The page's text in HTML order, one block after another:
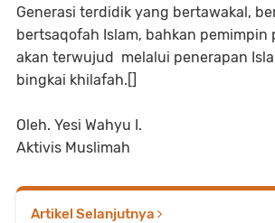
Generasi terdidik yang bertawakal,
bertsaqofah Islam, bahkan pemimpin
akan terwujud melalui penerapan
bingkai khilafah.[]
Oleh. Yesi Wahyu I.
Aktivis Muslimah
Artikel Selanjutnya